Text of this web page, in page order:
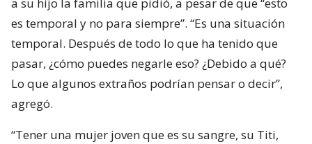
a su hijo la familia que pidió, a pesar de que “esto
es temporal y no para siempre”. “Es una situación
temporal. Después de todo lo que ha tenido que
pasar, ¿cómo puedes negarle eso? ¿Debido a qué?
Lo que algunos extraños podrían pensar o decir”,
agregó.
“Tener una mujer joven que es su sangre, su Titi,